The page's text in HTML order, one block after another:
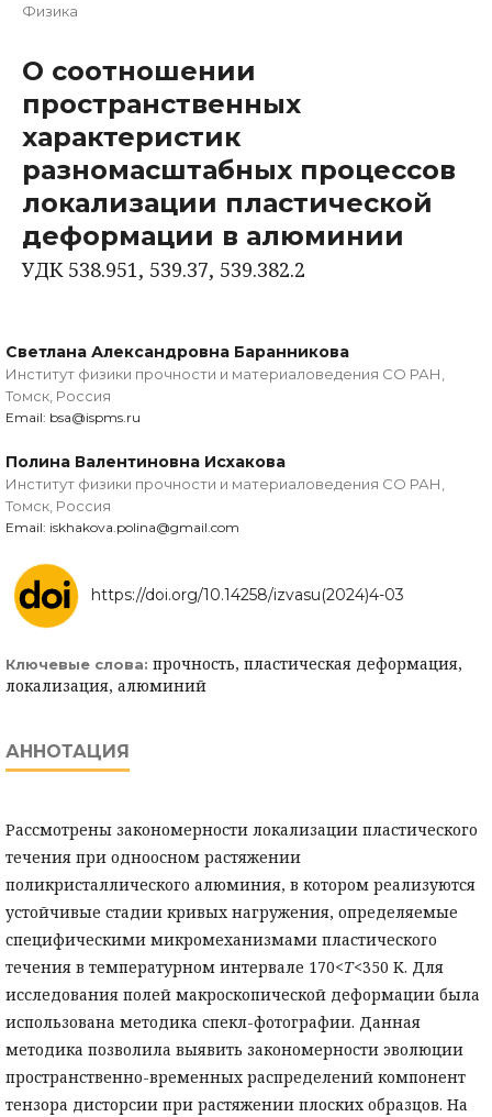
Физика
О соотношении
пространственных
характеристик
разномасштабных процессов
локализации пластической
деформации в алюминии
УДК 538.951, 539.37, 539.382.2
Светлана Александровна Баранникова
Институт физики прочности и материаловедения СО РАН,
Томск, Россия
Email: bsa@ispms.ru
Полина Валентиновна Исхакова
Институт физики прочности и материаловедения СО РАН,
Томск, Россия
Email: iskhakova.polina@gmail.com
https://doi.org/10.14258/izvasu(2024)4-03
Ключевые слова: прочность, пластическая деформация,
локализация, алюминий
АННОТАЦИЯ
Рассмотрены закономерности локализации пластического
течения при одноосном растяжении
поликристаллического алюминия, в котором реализуются
устойчивые стадии кривых нагружения, определяемые
специфическими микромеханизмами пластического
течения в температурном интервале 170<T<350 K. Для
исследования полей макроскопической деформации была
использована методика спекл-фотографии. Данная
методика позволила выявить закономерности эволюции
пространственно-временных распределений компонент
тензора дисторсии при растяжении плоских образцов. На